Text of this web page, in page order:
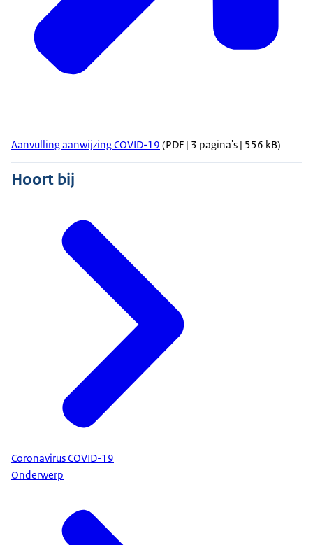
Aanvulling aanwijzing COVID-19 (PDF | 3 pagina's | 556 kB)
Hoort bij
Coronavirus COVID-19
Onderwerp